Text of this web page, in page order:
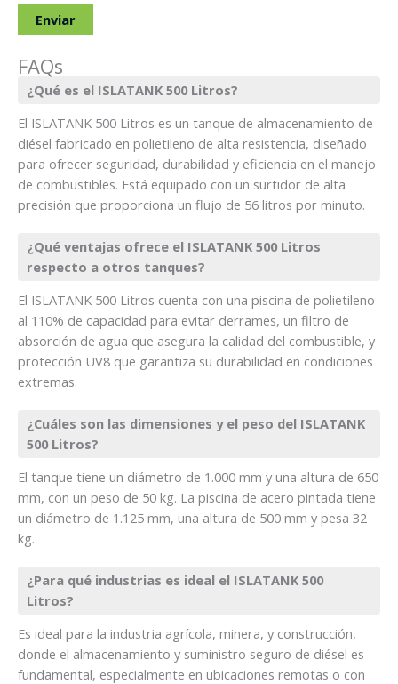
FAQs
¿Qué es el ISLATANK 500 Litros?
El ISLATANK 500 Litros es un tanque de almacenamiento de
diésel fabricado en polietileno de alta resistencia, diseñado
para ofrecer seguridad, durabilidad y eficiencia en el manejo
de combustibles. Está equipado con un surtidor de alta
precisión que proporciona un flujo de 56 litros por minuto.
¿Qué ventajas ofrece el ISLATANK 500 Litros
respecto a otros tanques?
El ISLATANK 500 Litros cuenta con una piscina de polietileno
al 110% de capacidad para evitar derrames, un filtro de
absorción de agua que asegura la calidad del combustible, y
protección UV8 que garantiza su durabilidad en condiciones
extremas.
¿Cuáles son las dimensiones y el peso del ISLATANK
500 Litros?
El tanque tiene un diámetro de 1.000 mm y una altura de 650
mm, con un peso de 50 kg. La piscina de acero pintada tiene
un diámetro de 1.125 mm, una altura de 500 mm y pesa 32
kg.
¿Para qué industrias es ideal el ISLATANK 500
Litros?
Es ideal para la industria agrícola, minera, y construcción,
donde el almacenamiento y suministro seguro de diésel es
fundamental, especialmente en ubicaciones remotas o con